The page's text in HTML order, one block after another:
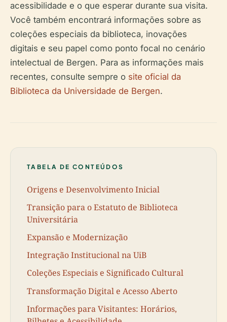
acessibilidade e o que esperar durante sua visita.
Você também encontrará informações sobre as
coleções especiais da biblioteca, inovações
digitais e seu papel como ponto focal no cenário
intelectual de Bergen. Para as informações mais
recentes, consulte sempre o site oficial da
Biblioteca da Universidade de Bergen.
TABELA DE CONTEÚDOS
Origens e Desenvolvimento Inicial
Transição para o Estatuto de Biblioteca
Universitária
Expansão e Modernização
Integração Institucional na UiB
Coleções Especiais e Significado Cultural
Transformação Digital e Acesso Aberto
Informações para Visitantes: Horários,